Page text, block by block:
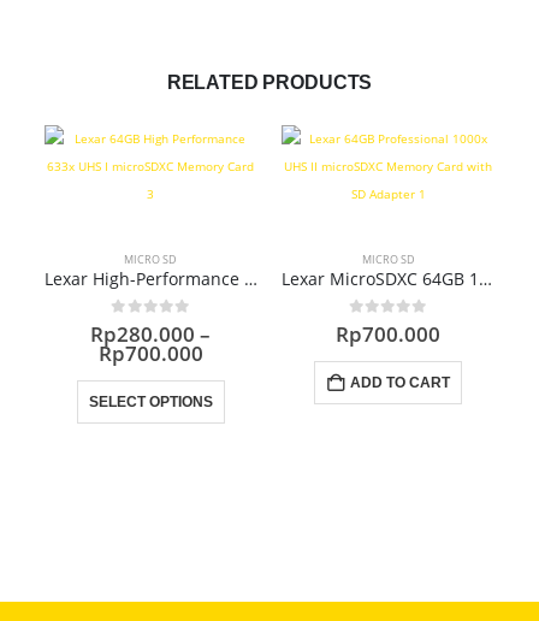
RELATED PRODUCTS
MICRO SD
Lexar High-Performance 633x UHS-I microSDXC Memory Card
0out of 5
Rp280.000 –
Rp700.000Price
Rp280.000
through
Rp700.000
SELECT OPTIONS
This product has multiple variants. The options may be chosen on the product page
MICRO SD
Lexar MicroSDXC 64GB 1000x UHS-II Memori
out of 5
Rp700.000
ADD TO CART